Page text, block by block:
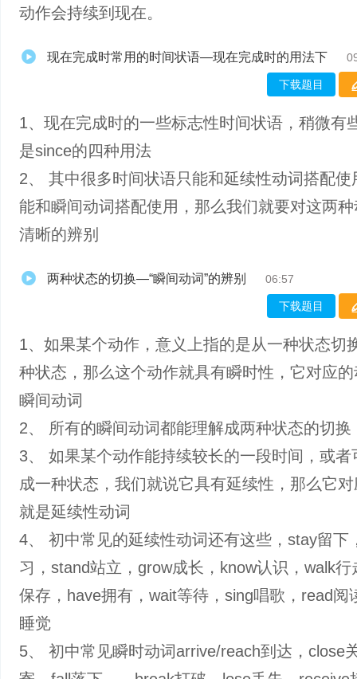
动作会持续到现在。
现在完成时常用的时间状语—现在完成时的用法下
下载题目
1、现在完成时的一些标志性时间状语，稍微有
是since的四种用法
2、 其中很多时间状语只能和延续性动词搭配使
能和瞬间动词搭配使用，那么我们就要对这两
清晰的辨别
两种状态的切换—“瞬间动词”的辨别 06:57
下载题目
1、如果某个动作，意义上指的是从一种状态切
种状态，那么这个动作就具有瞬时性，它对应
瞬间动词
2、 所有的瞬间动词都能理解成两种状态的切换
3、 如果某个动作能持续较长的一段时间，或者
成一种状态，我们就说它具有延续性，那么它
就是延续性动词
4、 初中常见的延续性动词还有这些，stay留下
习，stand站立，grow成长，know认识，walk行
保存，have拥有，wait等待，sing唱歌，read阅
睡觉
5、 初中常见瞬时动词arrive/reach到达，close